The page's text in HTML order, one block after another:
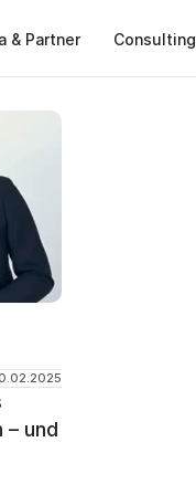
& Partner Consulting
– und